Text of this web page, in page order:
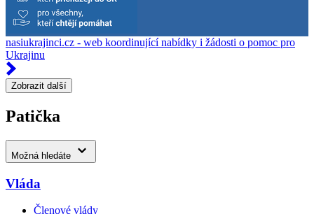
nasiukrajinci.cz - web koordinující nabídky i žádosti o pomoc pro
Ukrajinu
Zobrazit další
Patička
Možná hledáte
Vláda
Členové vlády